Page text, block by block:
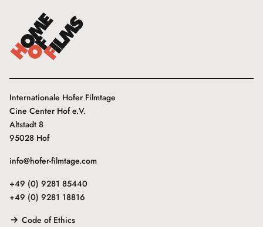
Internationale Hofer Filmtage
Cine Center Hof e.V.
Altstadt 8
95028 Hof
info@hofer-filmtage.com
+49 (0) 9281 85440
+49 (0) 9281 18816
Code of Ethics